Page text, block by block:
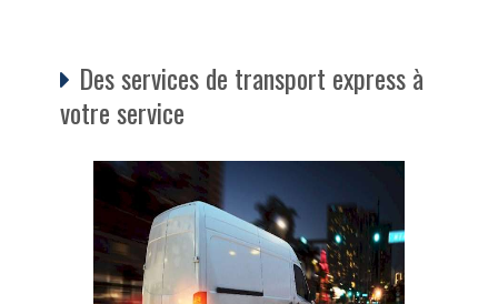
Des services de transport express à
votre service